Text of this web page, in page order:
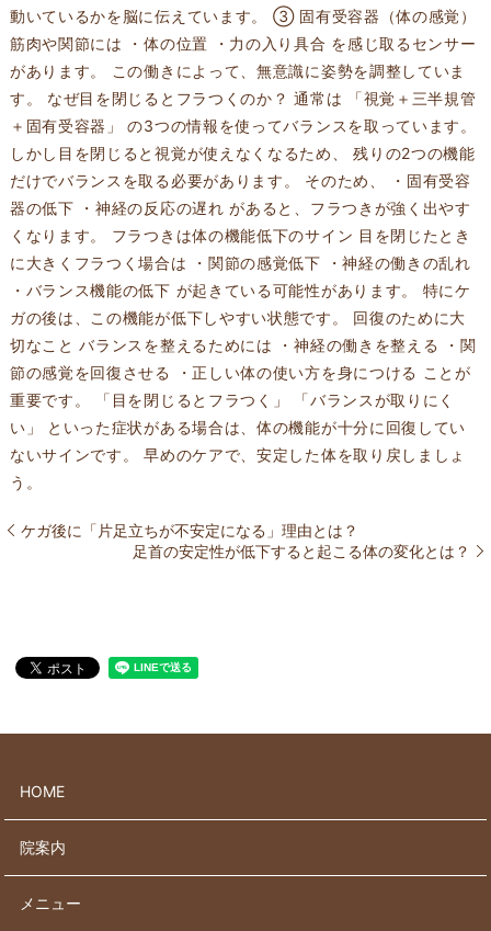
動いているかを脳に伝えています。 ③ 固有受容器（体の感覚）
筋肉や関節には ・体の位置 ・力の入り具合 を感じ取るセンサー
があります。 この働きによって、無意識に姿勢を調整していま
す。 なぜ目を閉じるとフラつくのか？ 通常は 「視覚＋三半規管
＋固有受容器」 の3つの情報を使ってバランスを取っています。
しかし目を閉じると視覚が使えなくなるため、 残りの2つの機能
だけでバランスを取る必要があります。 そのため、 ・固有受容
器の低下 ・神経の反応の遅れ があると、フラつきが強く出やす
くなります。 フラつきは体の機能低下のサイン 目を閉じたとき
に大きくフラつく場合は ・関節の感覚低下 ・神経の働きの乱れ
・バランス機能の低下 が起きている可能性があります。 特にケ
ガの後は、この機能が低下しやすい状態です。 回復のために大
切なこと バランスを整えるためには ・神経の働きを整える ・関
節の感覚を回復させる ・正しい体の使い方を身につける ことが
重要です。 「目を閉じるとフラつく」 「バランスが取りにく
い」 といった症状がある場合は、体の機能が十分に回復してい
ないサインです。 早めのケアで、安定した体を取り戻しましょ
う。
ケガ後に「片足立ちが不安定になる」理由とは？
足首の安定性が低下すると起こる体の変化とは？
HOME
院案内
メニュー